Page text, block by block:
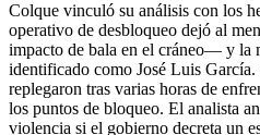
Colque vinculó su análisis con los
operativo de desbloqueo dejó al
impacto de bala en el cráneo— y la
identificado como José Luis
replegaron tras varias horas de
los puntos de bloqueo. El analista
violencia si el gobierno decreta un